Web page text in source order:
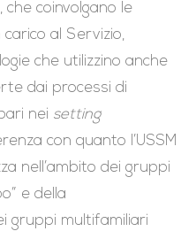
coinvolgano le
al Servizio,
che utilizzino anche
dai processi di
nei setting
con quanto l’USSM
nell’ambito dei gruppi
e della
gruppi multifamiliari